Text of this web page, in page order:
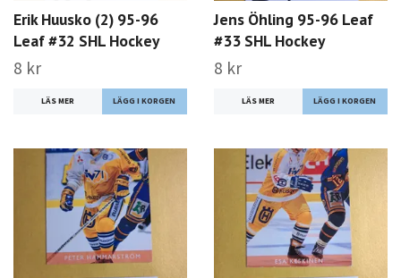
Erik Huusko (2) 95-96
Leaf #32 SHL Hockey
8 kr
LÄS MER
Jens Öhling 95-96 Leaf
#33 SHL Hockey
8 kr
LÄS MER